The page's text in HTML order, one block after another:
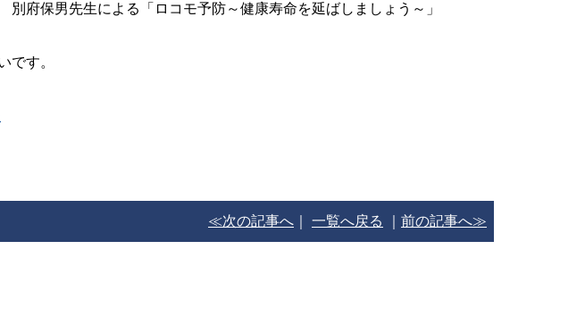
府保男先生による「ロコモ予防～健康寿命を延ばしましょう～」
です。
≪次の記事へ 一覧へ戻る 前の記事へ≫